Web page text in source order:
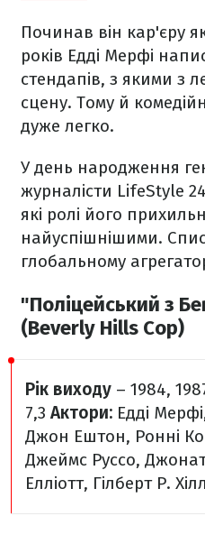
Починав він кар'єру
років Едді Мерфі
стендапів, з якими з
сцену. Тому й
дуже легко.
У день народження
журналісти LifeStyle
які ролі його
найуспішнішими.
глобальному
"Поліцейський з
(Beverly Hills Cop)
Рік виходу – 1984,
7,3 Актори: Едді
Джон Ештон, Ронні
Джеймс Руссо,
Елліотт, Гілберт Р. Хілл